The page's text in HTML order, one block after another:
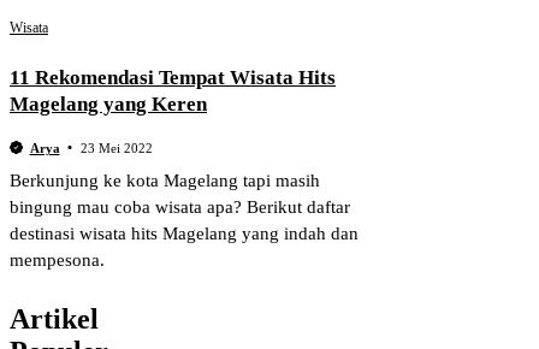
Wisata
11 Rekomendasi Tempat Wisata Hits
Magelang yang Keren
Arya 23 Mei 2022
Berkunjung ke kota Magelang tapi masih
bingung mau coba wisata apa? Berikut daftar
destinasi wisata hits Magelang yang indah dan
mempesona.
Artikel